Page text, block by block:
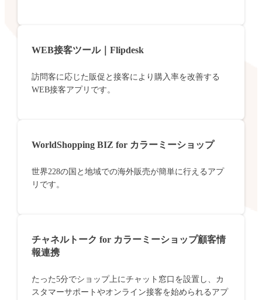
WEB接客ツール｜Flipdesk
訪問客に応じた販促と接客により購入率を改善する
WEB接客アプリです。
WorldShopping BIZ for カラーミーショップ
世界228の国と地域での海外販売が簡単に行えるアプ
リです。
チャネルトーク for カラーミーショップ顧客情
報連携
たった5分でショップ上にチャット窓口を設置し、カ
スタマーサポートやオンライン接客を始められるアプ